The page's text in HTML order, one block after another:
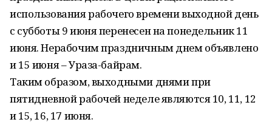
использования рабочего времени выходной день
с субботы 9 июня перенесен на понедельник 11
июня. Нерабочим праздничным днем объявлено
и 15 июня – Ураза-байрам.
Таким образом, выходными днями при
пятидневной рабочей неделе являются 10, 11, 12
и 15, 16, 17 июня.